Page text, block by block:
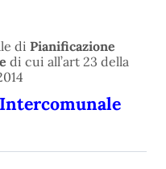
di Pianificazione
di cui all’art 23 della